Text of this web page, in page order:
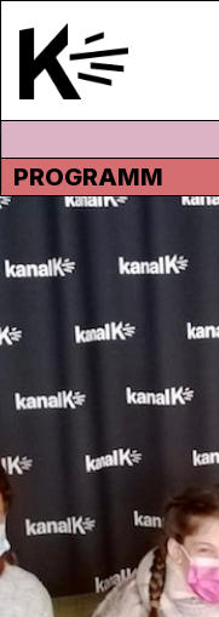
PROGRAMM
DIE
Wow, das war
der Leitung von
Aris, Elena,
nicht nur zu, wie
produzierten
Sendung. Das
Hierkannst du